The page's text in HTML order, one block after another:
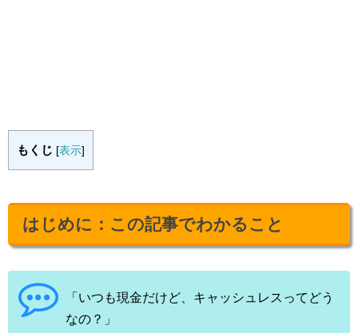
もくじ [表示]
はじめに：この記事でわかること
「いつも現金だけど、キャッシュレスってどう
なの？」